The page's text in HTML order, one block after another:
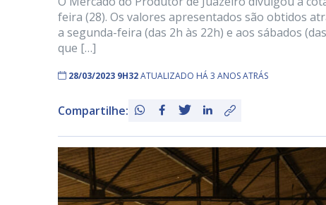
feira (28). Os valores apresentados são obtidos
a segunda-feira (das 2h às 22h) e aos sábados
que […]
28/03/2023 9H32ATUALIZADO HÁ 3 ANOS ATRÁS
Compartilhe: